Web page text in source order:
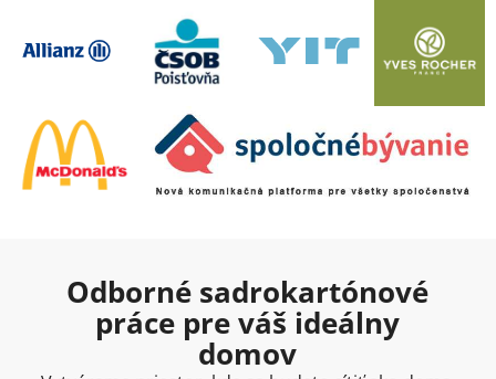
Odborné sadrokartónové
práce pre váš ideálny
domov